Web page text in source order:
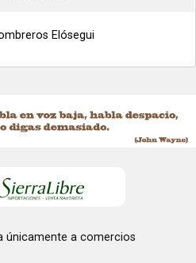
Elósegui
únicamente a comercios